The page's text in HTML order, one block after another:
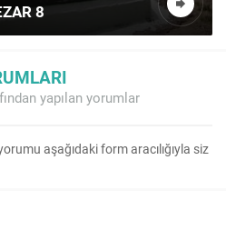
8
yapılan yorumlar
aşağıdaki form aracılığıyla siz